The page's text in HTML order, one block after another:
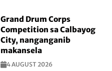
Grand Drum Corps
Competition sa Calbayog
City, nanganganib
makansela
4 AUGUST 2026